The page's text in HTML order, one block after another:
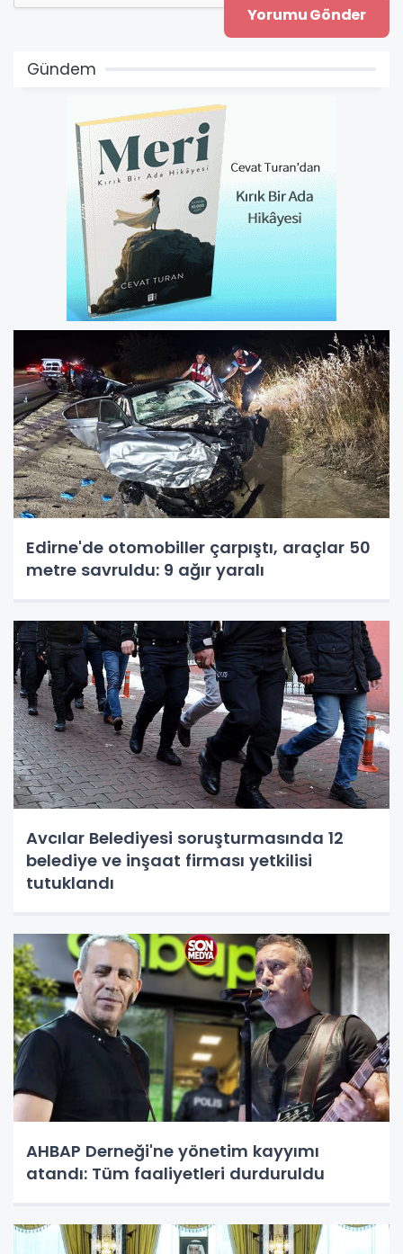
Gündem
Edirne'de otomobiller çarpıştı, araçlar 50
metre savruldu: 9 ağır yaralı
Avcılar Belediyesi soruşturmasında 12
belediye ve inşaat firması yetkilisi
tutuklandı
AHBAP Derneği'ne yönetim kayyımı
atandı: Tüm faaliyetleri durduruldu